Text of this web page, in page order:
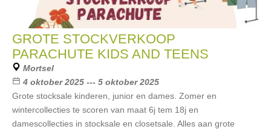
GROTE STOCKVERKOOP
PARACHUTE KIDS AND TEENS
Mortsel
4 oktober 2025 --- 5 oktober 2025
Grote stocksale kinderen, junior en dames. Zomer en
wintercollecties te scoren van maat 6j tem 18j en
damescollecties in stocksale en closetsale. Alles aan grote